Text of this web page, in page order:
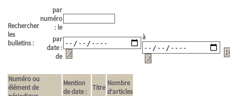
Rechercher
les
bulletins :
par
numéro
: le
par
date :
de
à
Numéro ou
élément de
Mention
de date :
Titre
Nombre
d'articles